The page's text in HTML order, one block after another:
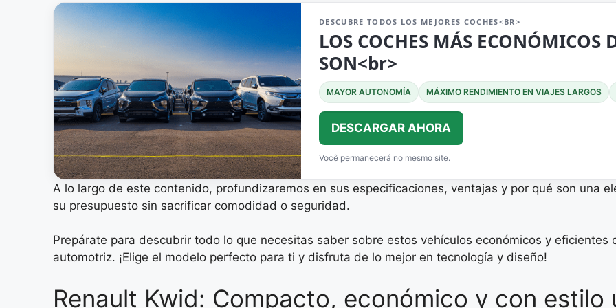
DESCUBRE TODOS LOS MEJORES COCHES<BR>
LOS COCHES MÁS ECONÓMICOS
SON<br>
MAYOR AUTONOMÍA MÁXIMO RENDIMIENTO EN VIAJES LARGOS
DESCARGAR AHORA
Você permanecerá no mesmo site.
A lo largo de este contenido, profundizaremos en sus especificaciones, ventajas y por qué son una
su presupuesto sin sacrificar comodidad o seguridad.
Prepárate para descubrir todo lo que necesitas saber sobre estos vehículos económicos y
automotriz. ¡Elige el modelo perfecto para ti y disfruta de lo mejor en tecnología y diseño!
Renault Kwid: Compacto, económico y con estilo